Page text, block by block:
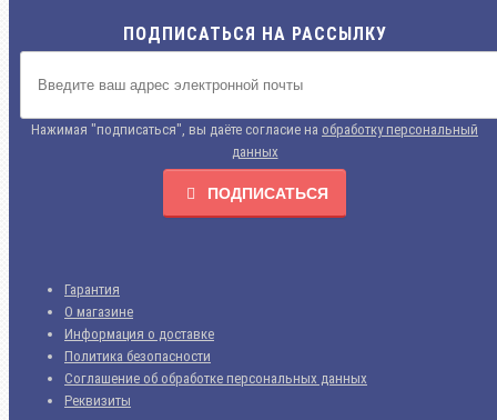
ПОДПИСАТЬСЯ НА РАССЫЛКУ
Нажимая "подписаться", вы даёте согласие на обработку персональный
данных
ПОДПИСАТЬСЯ
Гарантия
О магазине
Информация о доставке
Политика безопасности
Соглашение об обработке персональных данных
Реквизиты